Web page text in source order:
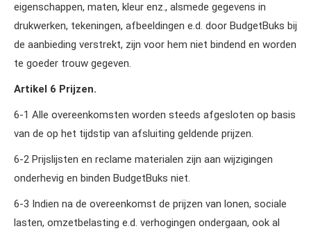
eigenschappen, maten, kleur enz., alsmede gegevens in
drukwerken, tekeningen, afbeeldingen e.d. door BudgetBuks bij
de aanbieding verstrekt, zijn voor hem niet bindend en worden
te goeder trouw gegeven.
Artikel 6 Prijzen.
6‑1 Alle overeenkomsten worden steeds afgesloten op basis
van de op het tijdstip van afsluiting geldende prijzen.
6‑2 Prijslijsten en reclame materialen zijn aan wijzigingen
onderhevig en binden BudgetBuks niet.
6‑3 Indien na de overeenkomst de prijzen van lonen, sociale
lasten, omzetbelasting e.d. verhogingen ondergaan, ook al